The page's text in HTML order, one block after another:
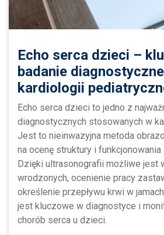
Echo serca dzieci –
badanie
kardiologii
Echo serca dzieci to jedno z
diagnostycznych stosowanych w
Jest to nieinwazyjna metoda
na ocenę struktury i funkcjonowania
Dzięki ultrasonografii możliwe jest
wrodzonych, ocenienie pracy
określenie przepływu krwi w
jest kluczowe w diagnostyce i
chorób serca u dzieci.